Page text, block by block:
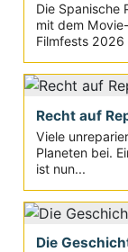
Die Spanische
mit dem
Filmfests 2026
Recht auf
Viele
Planeten bei.
ist nun...
Die